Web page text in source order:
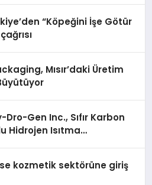
“Köpeğini İşe Götür
Mısır’daki Üretim
Dro-Gen Inc., Sıfır Karbon
Hidrojen Isıtma
kozmetik sektörüne giriş